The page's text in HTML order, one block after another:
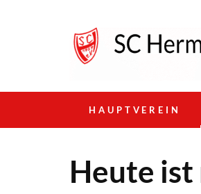
HAUPTVEREIN
Heute ist